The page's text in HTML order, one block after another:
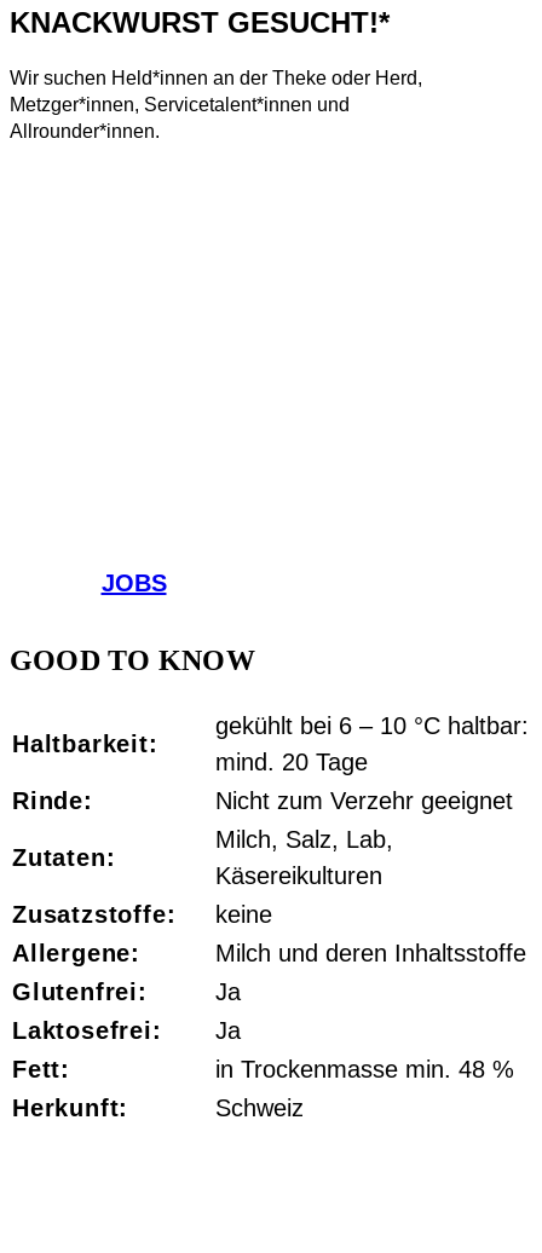
KNACKWURST GESUCHT!*
Wir suchen Held*innen an der Theke oder Herd,
Metzger*innen, Servicetalent*innen und
Allrounder*innen.
JOBS
GOOD TO KNOW
Haltbarkeit:
gekühlt bei 6 – 10 °C haltbar:
mind. 20 Tage
Rinde:
Nicht zum Verzehr geeignet
Zutaten:
Milch, Salz, Lab,
Käsereikulturen
Zusatzstoffe:
keine
Allergene:
Milch und deren Inhaltsstoffe
Glutenfrei:
Ja
Laktosefrei:
Ja
Fett:
in Trockenmasse min. 48 %
Herkunft:
Schweiz